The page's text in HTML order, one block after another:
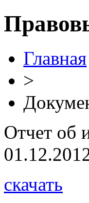
Главная
>
Отчет об
скачать